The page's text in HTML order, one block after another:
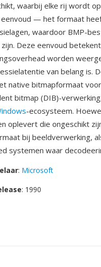
waarbij elke rij wordt
— het formaat
waardoor BMP-
Deze eenvoud
worden
van belang is.
native bitmapformaat
bitmap (DIB)-
-ecosysteem.
oplevert die ongeschikt
bij beeldverwerking,
systemen waar
: Microsoft
: 1990